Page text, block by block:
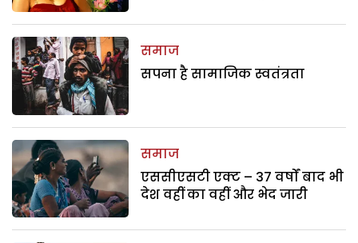
समाज
सपना है सामाजिक स्वतंत्रता
समाज
एससीएसटी एक्ट – 37 वर्षों बाद भी
देश वहीं का वहीं और भेद जारी